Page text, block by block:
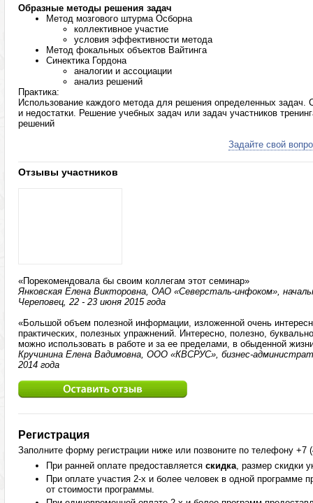
Образные методы решения задач
Метод мозгового штурма Осборна
коллективное участие
условия эффективности метода
Метод фокальных объектов Вайтинга
Синектика Гордона
аналогии и ассоциации
анализ решений
Практика:
Использование каждого метода для решения определенных задач.
и недостатки. Решение учебных задач или задач участников
решений
Задайте свой
Отзывы участников
«Порекомендовала бы своим коллегам этот семинар»
Янковская Елена Викторовна, ОАО «Северсталь-инфоком»,
Череповец, 22 - 23 июня 2015 года
«Большой объем полезной информации, изложенной очень
практических, полезных упражнений. Интересно, полезно,
можно использовать в работе и за ее пределами, в обыденной
Кручинина Елена Вадимовна, ООО «КВСРУС», бизнес-
2014 года
Регистрация
Заполните форму регистрации ниже или позвоните по телефону +7
При ранней оплате предоставляется скидка, размер скидки
При оплате участия 2-х и более человек в одной программе
от стоимости программы.